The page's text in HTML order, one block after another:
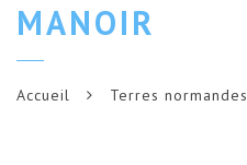
MANOIR
Accueil Terres normandes